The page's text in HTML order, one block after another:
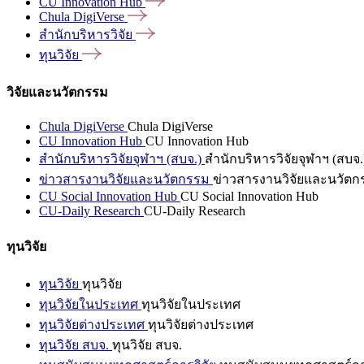
Chula DigiVerse
สำนักบริหารวิจัย
ทุนวิจัย
วิจัยและนวัตกรรม
Chula DigiVerse Chula DigiVerse
CU Innovation Hub CU Innovation Hub
สำนักบริหารวิจัยจุฬาฯ (สบจ.) สำนักบริหารวิจัยจุฬาฯ (สบจ
ข่าวสารงานวิจัยและนวัตกรรม ข่าวสารงานวิจัยและนวัตก
CU Social Innovation Hub CU Social Innovation Hub
CU-Daily Research CU-Daily Research
ทุนวิจัย
ทุนวิจัย ทุนวิจัย
ทุนวิจัยในประเทศ ทุนวิจัยในประเทศ
ทุนวิจัยต่างประเทศ ทุนวิจัยต่างประเทศ
ทุนวิจัย สบจ. ทุนวิจัย สบจ.